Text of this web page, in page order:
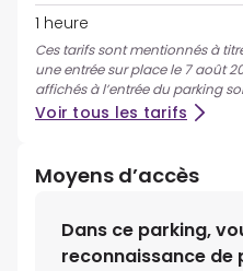
1 heure
Ces tarifs sont mentionnés à
une entrée sur place le 7 août
affichés à l’entrée du parking
Voir tous les tarifs
Moyens d’accès
Dans ce parking,
reconnaissance de